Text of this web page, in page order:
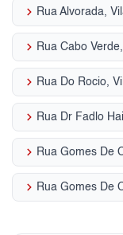
keyboard_arrow_right Rua Alvorada,
keyboard_arrow_right Rua Cabo
keyboard_arrow_right Rua Do Rocio,
keyboard_arrow_right Rua Dr Fadlo
keyboard_arrow_right Rua Gomes De
keyboard_arrow_right Rua Gomes De